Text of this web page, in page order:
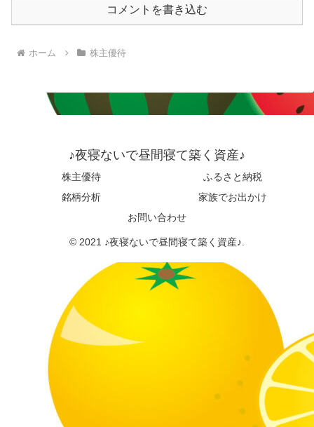
コメントを書き込む
ホーム 株主優待
♪夜寝ないで昼間寝て築く資産♪
株主優待
ふるさと納税
銘柄分析
家族でお出かけ
お問い合わせ
© 2021 ♪夜寝ないで昼間寝て築く資産♪.